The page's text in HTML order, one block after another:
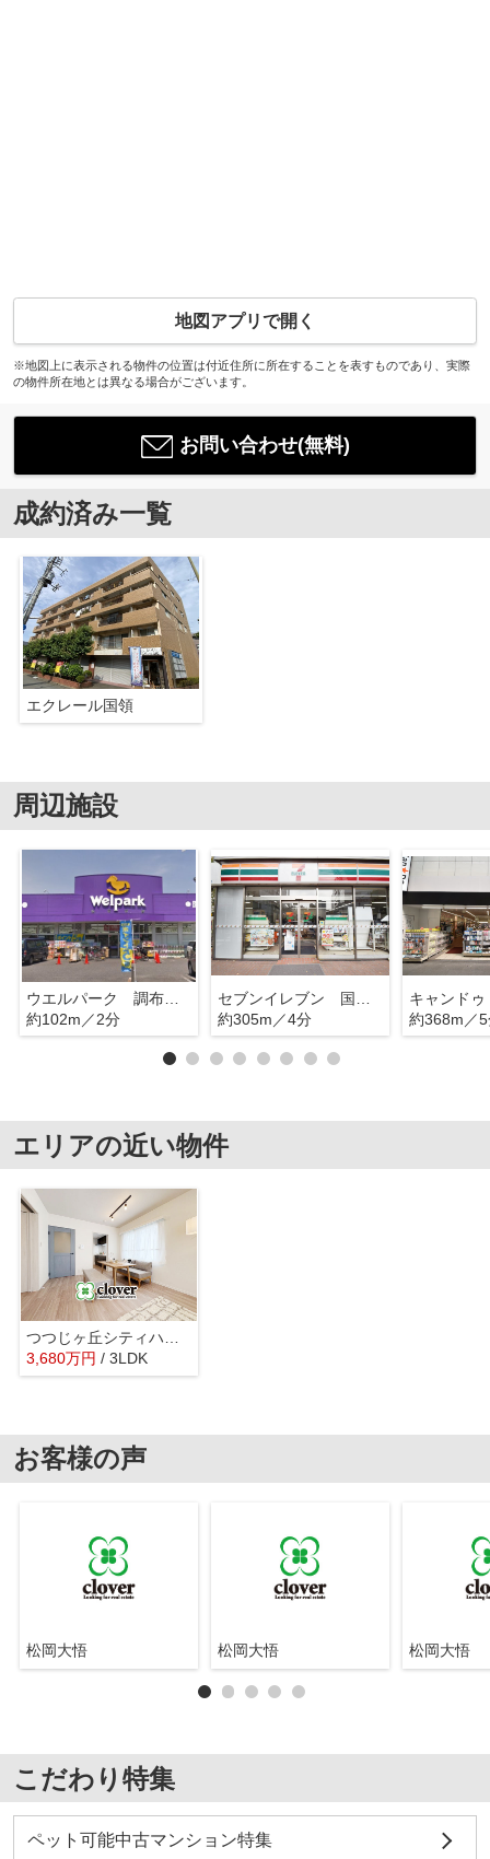
地図アプリで開く
※地図上に表示される物件の位置は付近住所に所在することを表すものであり、実際
の物件所在地とは異なる場合がございます。
お問い合わせ(無料)
成約済み一覧
エクレール国領
周辺施設
ウエルパーク 調布国領店
約102m／2分
約305m／4分
約368m／
エリアの近い物件
3,680万円 / 3LDK
お客様の声
松岡大悟 松岡大悟 松岡大悟
こだわり特集
ペット可能中古マンション特集